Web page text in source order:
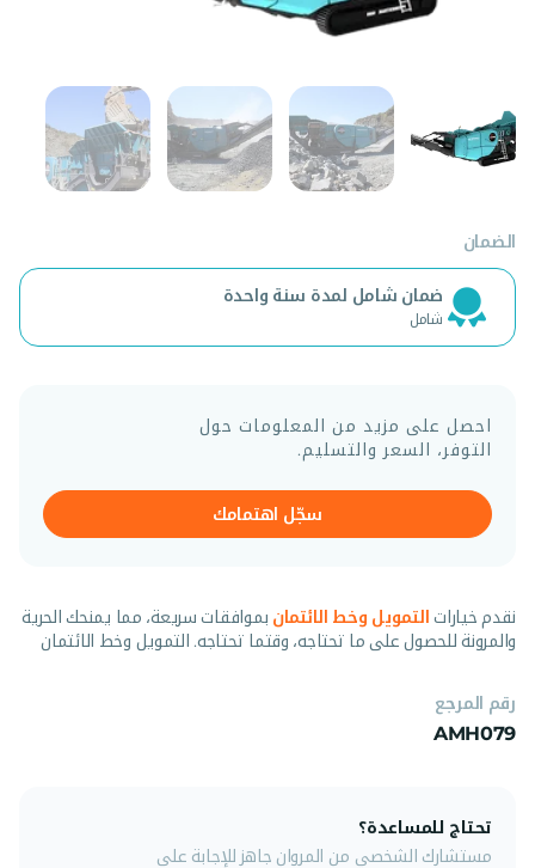
الضمان
ضمان شامل لمدة سنة واحدة
شامل
احصل على مزيد من المعلومات حول
التوفر، السعر والتسليم.
سجّل اهتمامك
نقدم خيارات التمويل وخط الائتمان بموافقات سريعة، مما يمنحك الحرية
والمرونة للحصول على ما تحتاجه، وقتما تحتاجه. التمويل وخط الائتمان
رقم المرجع
AMH079
تحتاج للمساعدة؟
مستشارك الشخصي من المروان جاهز للإجابة على